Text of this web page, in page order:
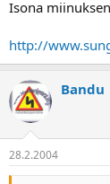
Isona
http://
Bandu
28.2.2004